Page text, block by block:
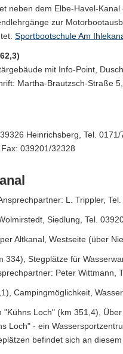
neben dem Elbe-Havel-
zur
Sportbootschule Am
mit Info-Point,
Martha-Brautzsch-Straße
Heinrichsberg, Tel.
039201/32328
Ansprechpartner: L. Trippler,
Siedlung, Tel.
Altkanal, Westseite (über
334), Stegplätze für
Peter Wittmann,
Campingmöglichkeit,
"Kühns Loch" (km 351,4),
Loch" - ein
befindet sich an